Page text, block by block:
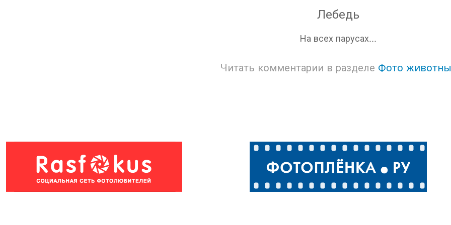
Лебедь
На всех парусах...
Читать комментарии в разделе Фото